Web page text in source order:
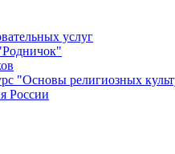
услуг
"Основы религиозных
России